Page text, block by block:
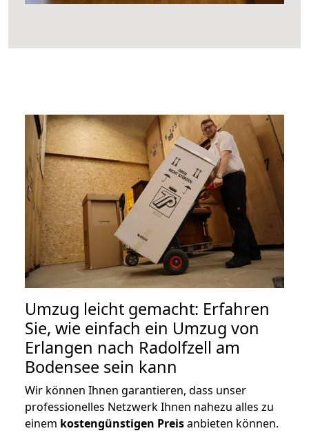
Umzug leicht gemacht: Erfahren
Sie, wie einfach ein Umzug von
Erlangen nach Radolfzell am
Bodensee sein kann
Wir können Ihnen garantieren, dass unser
professionelles Netzwerk Ihnen nahezu alles zu
einem kostengünstigen Preisanbieten können.